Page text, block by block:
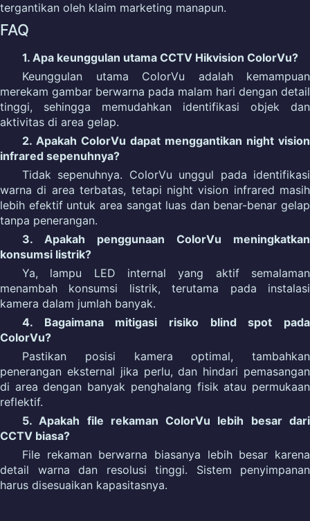
tergantikan oleh klaim marketing manapun.
FAQ
1. Apa keunggulan utama CCTV Hikvision ColorVu?
Keunggulan utama ColorVu adalah kemampuan
merekam gambar berwarna pada malam hari dengan detail
tinggi, sehingga memudahkan identifikasi objek dan
aktivitas di area gelap.
2. Apakah ColorVu dapat menggantikan night vision
infrared sepenuhnya?
Tidak sepenuhnya. ColorVu unggul pada identifikasi
warna di area terbatas, tetapi night vision infrared masih
lebih efektif untuk area sangat luas dan benar-benar gelap
tanpa penerangan.
3. Apakah penggunaan ColorVu meningkatkan
konsumsi listrik?
Ya, lampu LED internal yang aktif semalaman
menambah konsumsi listrik, terutama pada instalasi
kamera dalam jumlah banyak.
4. Bagaimana mitigasi risiko blind spot pada
ColorVu?
Pastikan posisi kamera optimal, tambahkan
penerangan eksternal jika perlu, dan hindari pemasangan
di area dengan banyak penghalang fisik atau permukaan
reflektif.
5. Apakah file rekaman ColorVu lebih besar dari
CCTV biasa?
File rekaman berwarna biasanya lebih besar karena
detail warna dan resolusi tinggi. Sistem penyimpanan
harus disesuaikan kapasitasnya.